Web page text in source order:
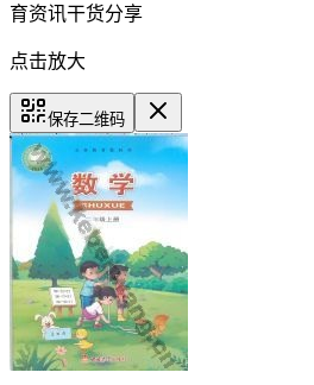
育资讯干货分享
点击放大
保存二维码